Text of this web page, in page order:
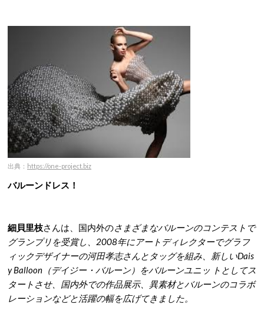
出典： https://one-project.biz
バルーンドレス！
細貝里枝さんは、国内外のさまざまなバルーンのコンテストで
グランプリを受賞し、2008年にアートディレクターでグラフ
ィックデザイナーの河田孝志さんとタッグを組み、新しいDais
y Balloon（デイジー・バルーン）をバルーンユニッ トとしてス
タートさせ、国内外での作品展示、異素材とバルーンのコラボ
レーションなどと活躍の幅を広げてきました。